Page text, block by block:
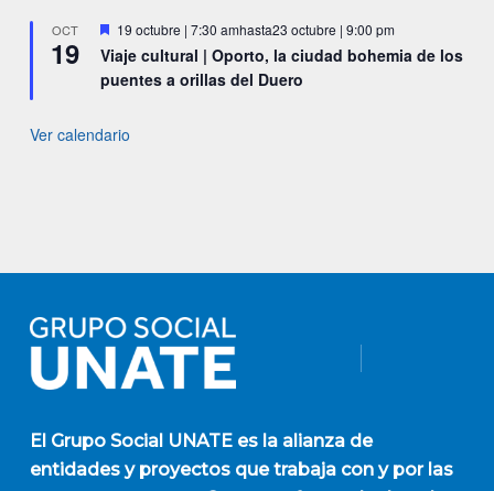
OCT
19
Destacado
19 octubre | 7:30 amhasta23 octubre | 9:00 pm
Viaje cultural | Oporto, la ciudad bohemia de los
puentes a orillas del Duero
Ver calendario
El Grupo Social UNATEes la alianza de
entidades y proyectos que trabaja con y por las